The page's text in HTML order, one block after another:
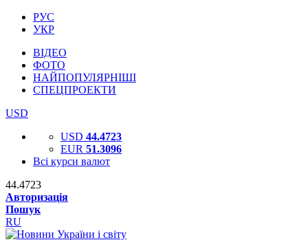
РУС
УКР
ВІДЕО
ФОТО
НАЙПОПУЛЯРНІШІ
СПЕЦПРОЕКТИ
USD
USD 44.4723
EUR 51.3096
Всі курси валют
44.4723
Авторизація
Пошук
RU